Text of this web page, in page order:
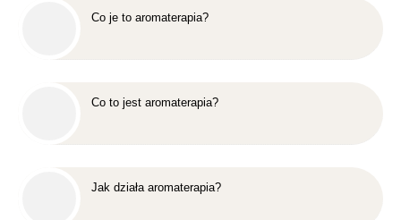
Co je to aromaterapia?
Co to jest aromaterapia?
Jak działa aromaterapia?